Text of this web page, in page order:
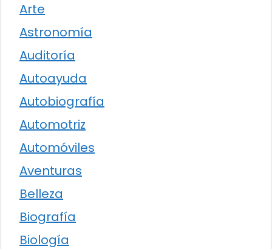
Arte
Astronomía
Auditoría
Autoayuda
Autobiografía
Automotriz
Automóviles
Aventuras
Belleza
Biografía
Biología